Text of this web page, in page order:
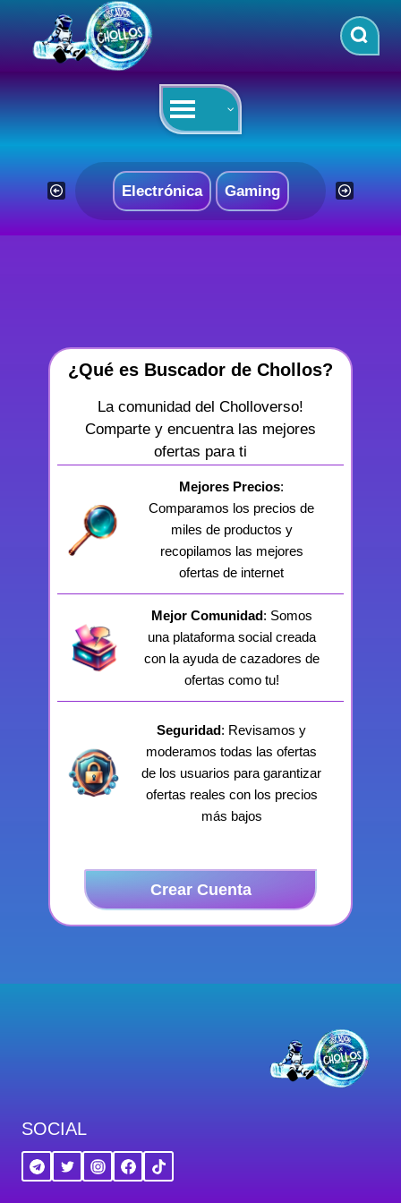
contenido
Electrónica Gaming
¿Qué es Buscador de Chollos?
La comunidad del Cholloverso!
Comparte y encuentra las mejores
ofertas para ti
Mejores Precios:
Comparamos los precios de
miles de productos y
recopilamos las mejores
ofertas de internet
Mejor Comunidad: Somos
una plataforma social creada
con la ayuda de cazadores de
ofertas como tu!
Seguridad: Revisamos y
moderamos todas las ofertas
de los usuarios para garantizar
ofertas reales con los precios
más bajos
Crear Cuenta
SOCIAL